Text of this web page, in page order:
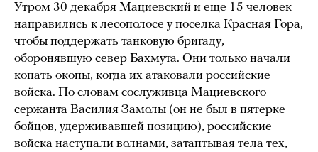
Утром 30 декабря Мациевский и еще 15 человек
направились к лесополосе у поселка Красная Гора,
чтобы поддержать танковую бригаду,
оборонявшую север Бахмута. Они только начали
копать окопы, когда их атаковали российские
войска. По словам сослуживца Мациевского
сержанта Василия Замолы (он не был в пятерке
бойцов, удерживавшей позицию), российские
войска наступали волнами, затаптывая тела тех,